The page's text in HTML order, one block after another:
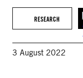
RESEARCH
3 August 2022